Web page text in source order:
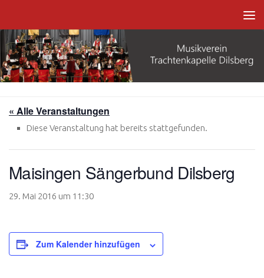
« Alle Veranstaltungen
Diese Veranstaltung hat bereits stattgefunden.
Maisingen Sängerbund Dilsberg
29. Mai 2016 um 11:30
Zum Kalender hinzufügen